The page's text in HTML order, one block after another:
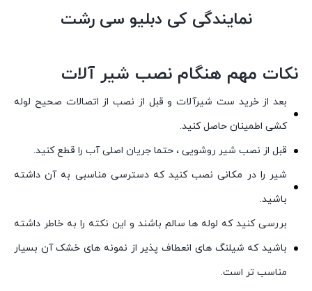
نمایندگی کی دبلیو سی رشت
نکات مهم هنگام نصب شیر آلات
بعد از خرید ست شیرآلات و قبل از نصب از اتصالات صحیح لوله
کشی اطمینان حاصل کنید.
قبل از نصب شیر روشویی ، حتما جریان اصلی آب را قطع کنید.
شیر را در مکانی نصب کنید که دسترسی مناسبی به آن داشته
باشید.
بررسی کنید که لوله ها سالم باشند و این نکته را به خاطر داشته
باشید که شیلنگ های انعطاف پذیر از نمونه های خشک آن بسیار
مناسب تر است.